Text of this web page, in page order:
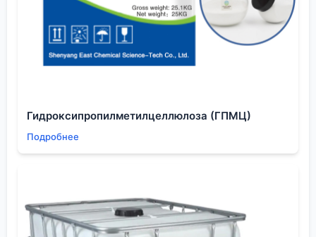
аккумуляторов, бесценен. Их протоколы анализа и
система обеспечения качества часто могут дать
подсказку для оптимизации собственных методов.
Ведь требования к чистоте материалов для
Взгляд в будущее процесса
Куда движется технология? Давление экологов
заставляет искать более 'зеленые' методы
сверхкритической воде. Пока это лабораторные
разработки, но тенденция понятна: уйти от
стехиометрических окислителей к каталитическим
Гидроксипропилметилцеллюлоза (ГПМЦ)
Подробнее